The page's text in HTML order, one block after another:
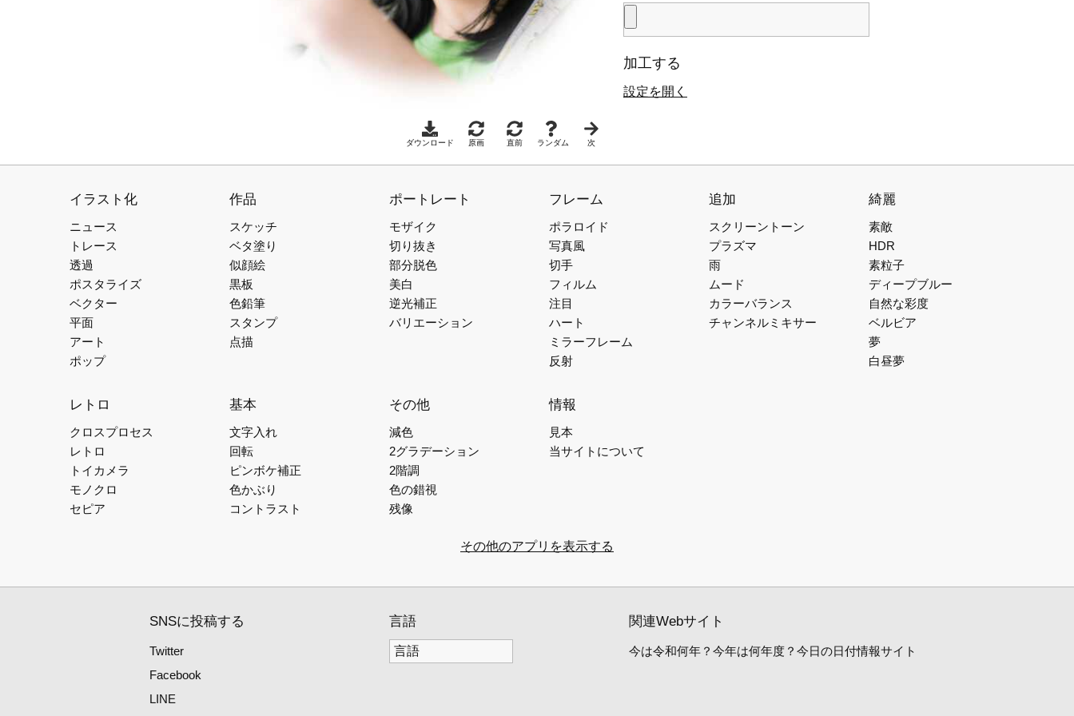
ダウンロード 原画 直前 ランダム 次
加工する
設定を開く
イラスト化
ニュース
トレース
透過
ポスタライズ
ベクター
平面
アート
ポップ
作品
スケッチ
ベタ塗り
似顔絵
黒板
色鉛筆
スタンプ
点描
ポートレート
モザイク
切り抜き
部分脱色
美白
逆光補正
バリエーション
フレーム
ポラロイド
写真風
切手
フィルム
注目
ハート
ミラーフレーム
反射
追加
スクリーントーン
プラズマ
雨
ムード
カラーバランス
チャンネルミキサー
綺麗
素敵
HDR
素粒子
ディープブルー
自然な彩度
ベルビア
夢
白昼夢
レトロ
クロスプロセス
レトロ
トイカメラ
モノクロ
セピア
基本
文字入れ
回転
ピンボケ補正
色かぶり
コントラスト
その他
減色
2グラデーション
2階調
色の錯視
残像
情報
見本
当サイトについて
その他のアプリを表示する
SNSに投稿する
Twitter
Facebook
LINE
言語 関連Webサイト
今は令和何年？今年は何年度？今日の日付情報サイト